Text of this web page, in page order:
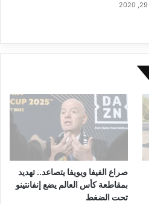
صراع الفيفا ويويفا يتصاعد.. تهديد
بمقاطعة كأس العالم يضع إنفانتينو
تحت الضغط